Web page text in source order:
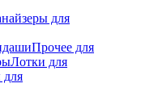
для
Прочее для
Лотки для